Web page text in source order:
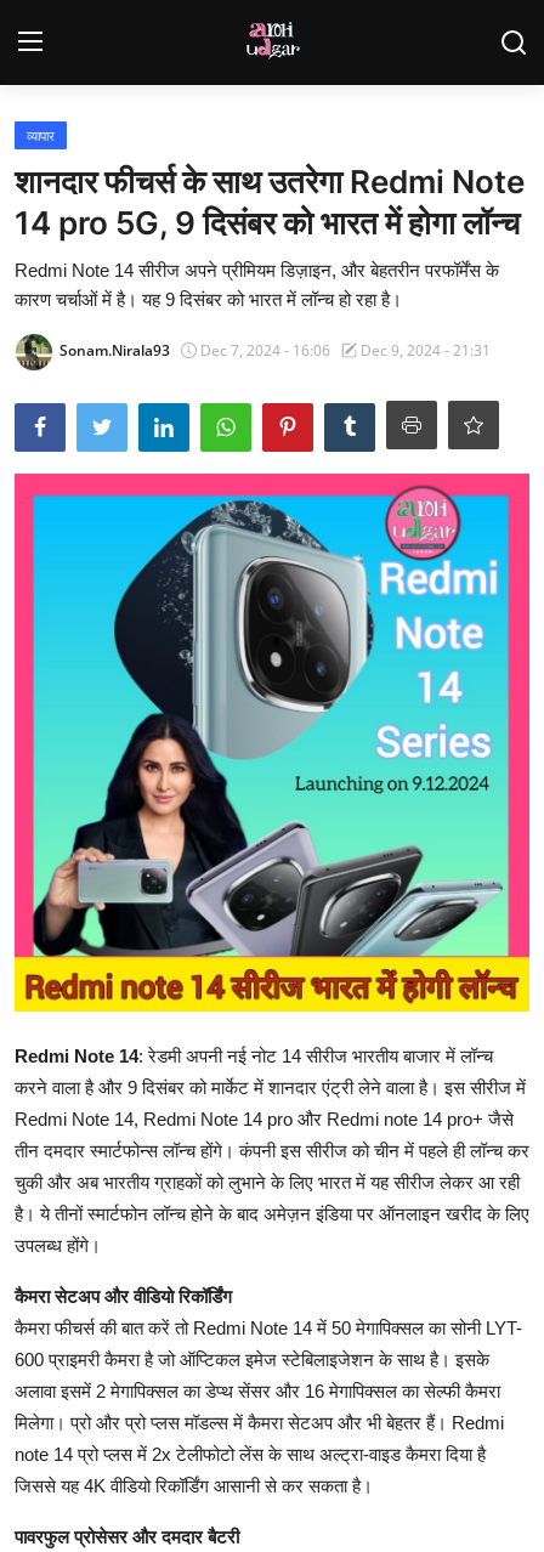
Gallery
राजस्थान
देश
विदेश
लाईफ-स्टाईल
व्यापार
शानदार फीचर्स के साथ उतरेगा Redmi Note
14 pro 5G, 9 दिसंबर को भारत में होगा लॉन्च
Redmi Note 14 सीरीज अपने प्रीमियम डिज़ाइन, और बेहतरीन परफॉर्मेंस के
कारण चर्चाओं में है। यह 9 दिसंबर को भारत में लॉन्च हो रहा है।
Sonam.Nirala93 Dec 7, 2024 - 16:06 Dec 9, 2024 - 21:31
Redmi Note 14: रेडमी अपनी नई नोट 14 सीरीज भारतीय बाजार में लॉन्च
करने वाला है और 9 दिसंबर को मार्केट में शानदार एंट्री लेने वाला है। इस सीरीज में
Redmi Note 14, Redmi Note 14 pro और Redmi note 14 pro+ जैसे
तीन दमदार स्मार्टफोन्स लॉन्च होंगे। कंपनी इस सीरीज को चीन में पहले ही लॉन्च कर
चुकी और अब भारतीय ग्राहकों को लुभाने के लिए भारत में यह सीरीज लेकर आ रही
है। ये तीनों स्मार्टफोन लॉन्च होने के बाद अमेज़न इंडिया पर ऑनलाइन खरीद के लिए
उपलब्ध होंगे।
कैमरा सेटअप और वीडियो रिकॉर्डिंग
कैमरा फीचर्स की बात करें तो Redmi Note 14 में 50 मेगापिक्सल का सोनी LYT-
600 प्राइमरी कैमरा है जो ऑप्टिकल इमेज स्टेबिलाइजेशन के साथ है। इसके
अलावा इसमें 2 मेगापिक्सल का डेप्थ सेंसर और 16 मेगापिक्सल का सेल्फी कैमरा
मिलेगा। प्रो और प्रो प्लस मॉडल्स में कैमरा सेटअप और भी बेहतर हैं। Redmi
note 14 प्रो प्लस में 2x टेलीफोटो लेंस के साथ अल्ट्रा-वाइड कैमरा दिया है
जिससे यह 4K वीडियो रिकॉर्डिंग आसानी से कर सकता है।
पावरफुल प्रोसेसर और दमदार बैटरी